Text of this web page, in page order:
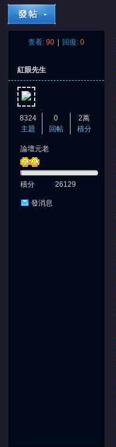
查看: 90 回復: 0
紅眼先生
8324
主題
0
回帖
2萬
積分
論壇元老
積分 26129
發消息